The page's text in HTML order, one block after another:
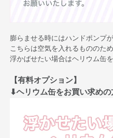
膨らませる時にはハンドポンプが
こちらは空気を入れるもののた
浮かばせたい場合はヘリウム缶
【有料オプション】
⬇︎ヘリウム缶をお買い求め